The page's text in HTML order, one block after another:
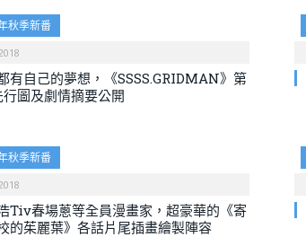
秋季新番
有自己的夢想，《SSSS.GRIDMAN》第
行圖及劇情摘要公開
秋季新番
Tiv春場蔥等全員漫畫家，超豪華的《寄
的茱麗葉》各話片尾插畫繪製陣容